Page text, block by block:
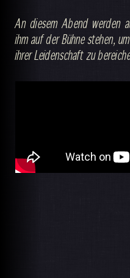
An diesem Abend werden
ihm auf der Bühne stehen,
ihrer Leidenschaft zu